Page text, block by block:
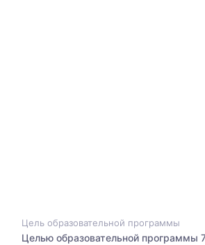
Цель образовательной программы
Целью образовательной программы